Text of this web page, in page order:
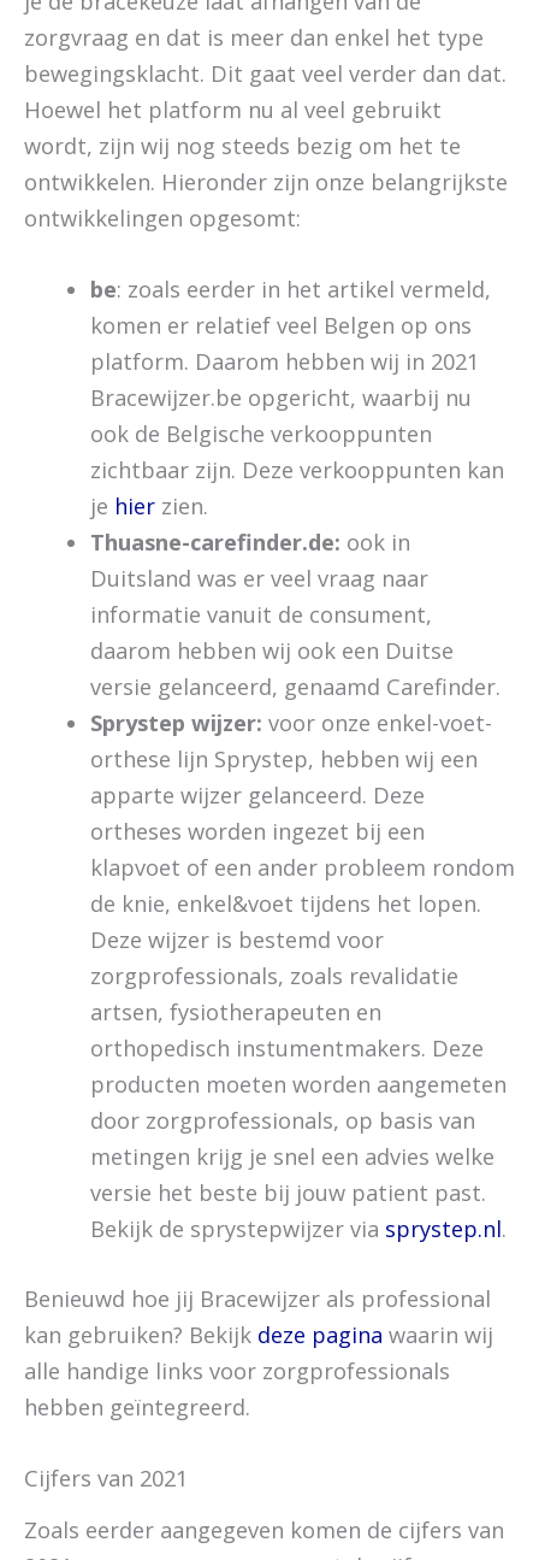
zorgvraag en dat is meer dan enkel het type
bewegingsklacht. Dit gaat veel verder dan dat.
Hoewel het platform nu al veel gebruikt
wordt, zijn wij nog steeds bezig om het te
ontwikkelen. Hieronder zijn onze belangrijkste
ontwikkelingen opgesomt:
be: zoals eerder in het artikel vermeld,
komen er relatief veel Belgen op ons
platform. Daarom hebben wij in 2021
Bracewijzer.be opgericht, waarbij nu
ook de Belgische verkooppunten
zichtbaar zijn. Deze verkooppunten kan
je hierzien.
Thuasne-carefinder.de: ook in
Duitsland was er veel vraag naar
informatie vanuit de consument,
daarom hebben wij ook een Duitse
versie gelanceerd, genaamd Carefinder.
Sprystep wijzer: voor onze enkel-voet-
orthese lijn Sprystep, hebben wij een
apparte wijzer gelanceerd. Deze
ortheses worden ingezet bij een
klapvoet of een ander probleem rondom
de knie, enkel&voet tijdens het lopen.
Deze wijzer is bestemd voor
zorgprofessionals, zoals revalidatie
artsen, fysiotherapeuten en
orthopedisch instumentmakers. Deze
producten moeten worden aangemeten
door zorgprofessionals, op basis van
metingen krijg je snel een advies welke
versie het beste bij jouw patient past.
Bekijk de sprystepwijzer via sprystep.nl.
Benieuwd hoe jij Bracewijzer als professional
kan gebruiken? Bekijk deze pagina waarin wij
alle handige links voor zorgprofessionals
hebben geïntegreerd.
Cijfers van 2021
Zoals eerder aangegeven komen de cijfers van